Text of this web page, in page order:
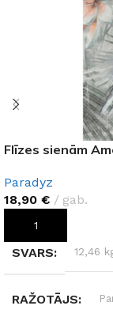
Flīzes sienām
Paradyz
18,90 € gab.
PIEVIENOT GROZAM
SVARS 12,46
RAŽOTĀJS